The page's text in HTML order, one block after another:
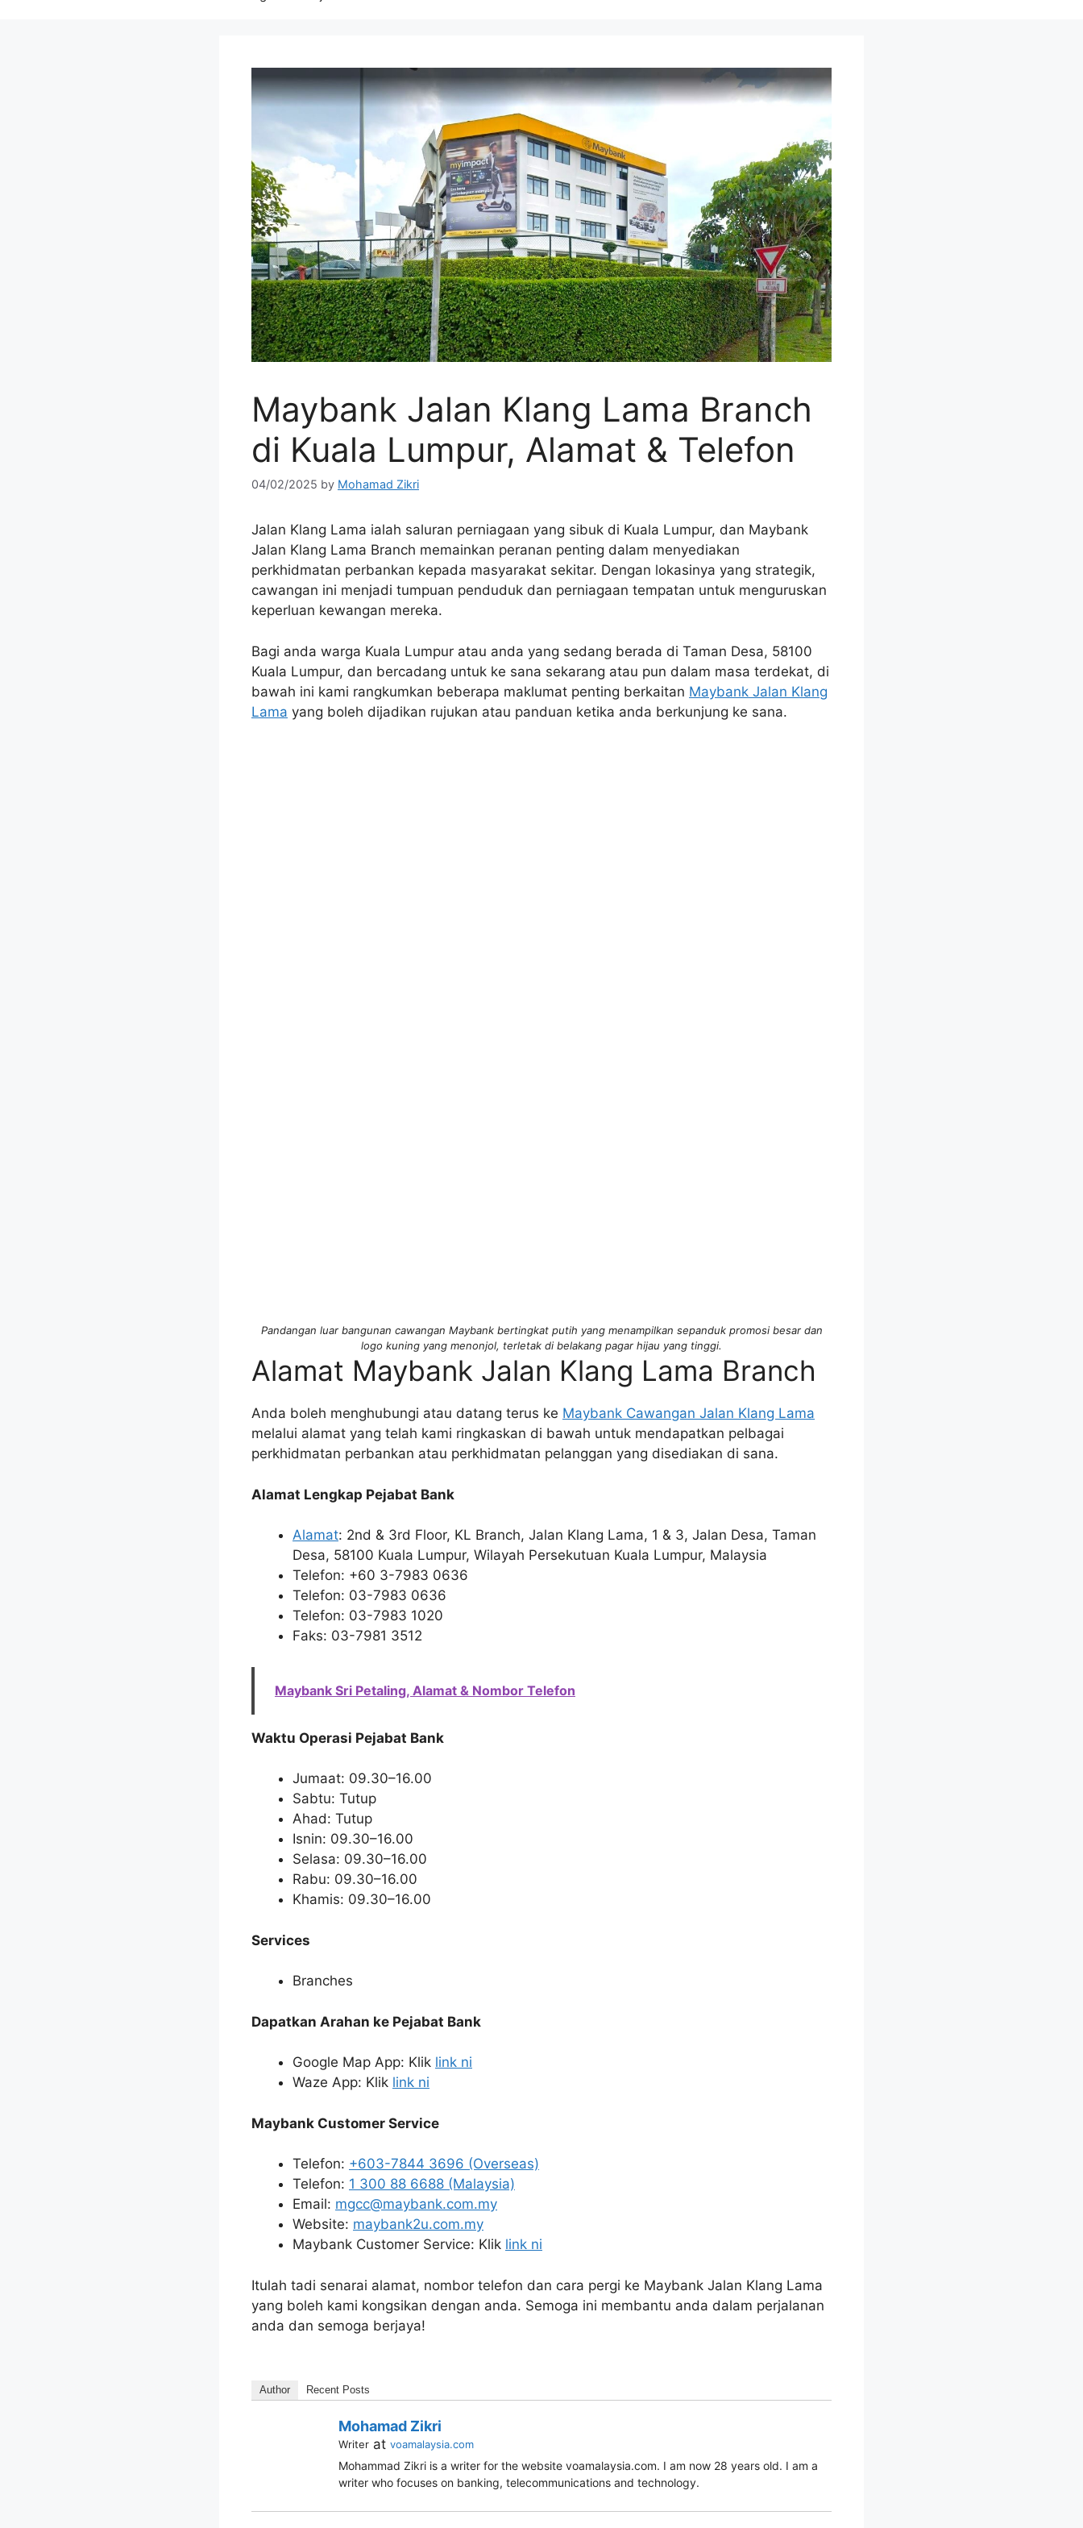
Maybank Jalan Klang Lama Branch
di Kuala Lumpur, Alamat & Telefon
04/02/2025 by Mohamad Zikri
Jalan Klang Lama ialah saluran perniagaan yang sibuk di Kuala Lumpur, dan Maybank
Jalan Klang Lama Branch memainkan peranan penting dalam menyediakan
perkhidmatan perbankan kepada masyarakat sekitar. Dengan lokasinya yang strategik,
cawangan ini menjadi tumpuan penduduk dan perniagaan tempatan untuk menguruskan
keperluan kewangan mereka.
Bagi anda warga Kuala Lumpur atau anda yang sedang berada di Taman Desa, 58100
Kuala Lumpur, dan bercadang untuk ke sana sekarang atau pun dalam masa terdekat, di
bawah ini kami rangkumkan beberapa maklumat penting berkaitan Maybank Jalan Klang
Lama yang boleh dijadikan rujukan atau panduan ketika anda berkunjung ke sana.
Pandangan luar bangunan cawangan Maybank bertingkat putih yang menampilkan sepanduk promosi besar dan
logo kuning yang menonjol, terletak di belakang pagar hijau yang tinggi.
Alamat Maybank Jalan Klang Lama Branch
Anda boleh menghubungi atau datang terus ke Maybank Cawangan Jalan Klang Lama
melalui alamat yang telah kami ringkaskan di bawah untuk mendapatkan pelbagai
perkhidmatan perbankan atau perkhidmatan pelanggan yang disediakan di sana.
Alamat Lengkap Pejabat Bank
Alamat: 2nd & 3rd Floor, KL Branch, Jalan Klang Lama, 1 & 3, Jalan Desa, Taman
Desa, 58100 Kuala Lumpur, Wilayah Persekutuan Kuala Lumpur, Malaysia
Telefon: +60 3-7983 0636
Telefon: 03-7983 0636
Telefon: 03-7983 1020
Faks: 03-7981 3512
Maybank Sri Petaling, Alamat & Nombor Telefon
Waktu Operasi Pejabat Bank
Jumaat: 09.30–16.00
Sabtu: Tutup
Ahad: Tutup
Isnin: 09.30–16.00
Selasa: 09.30–16.00
Rabu: 09.30–16.00
Khamis: 09.30–16.00
Services
Branches
Dapatkan Arahan ke Pejabat Bank
Google Map App: Klik link ni
Waze App: Klik link ni
Maybank Customer Service
Telefon: +603-7844 3696 (Overseas)
Telefon: 1 300 88 6688 (Malaysia)
Email: mgcc@maybank.com.my
Website: maybank2u.com.my
Maybank Customer Service: Klik link ni
Itulah tadi senarai alamat, nombor telefon dan cara pergi ke Maybank Jalan Klang Lama
yang boleh kami kongsikan dengan anda. Semoga ini membantu anda dalam perjalanan
anda dan semoga berjaya!
Author Recent Posts
Mohamad Zikri
Writer at voamalaysia.com
Mohammad Zikri is a writer for the website voamalaysia.com. I am now 28 years old. I am a
writer who focuses on banking, telecommunications and technology.